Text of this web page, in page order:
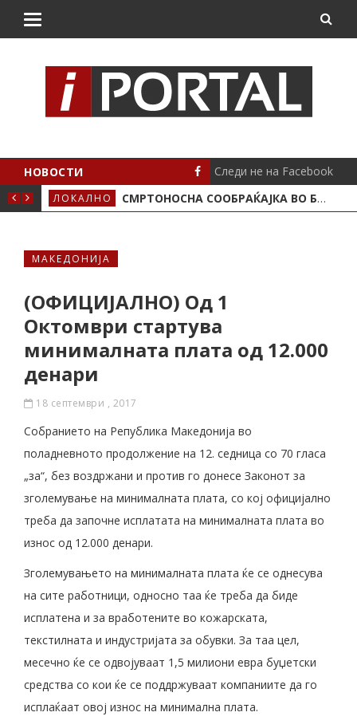
НОВОСТИ
ЛОКАЛНО СМРТОНОСНА СООБРАЌАЈКА ВО БУТЕЛ, ЖИВОТОТ ГО ЗАГУБИ 19-ГОДИШЕН МОТОЦИКЛИСТ
Следи не на Facebook
МАКЕДОНИЈА
(ОФИЦИЈАЛНО) Од 1
Октомври стартува
минималната плата од 12.000
денари
18 септември , 2017
Собранието на Република Македонија во
поладневното продолжение на 12. седница со 70 гласа
„за“, без воздржани и против го донесе Законот за
зголемување на минималната плата, со кој официјално
треба да започне исплатата на минималната плата во
износ од 12.000 денари.
Зголемувањето на минималната плата ќе се однесува
на сите работници, односно таа ќе треба да биде
исплатена и за вработените во кожарската,
текстилната и индустријата за обувки. За таа цел,
месечно ќе се одвојуваат 1,5 милиони евра буџетски
средства со кои ќе се поддржуваат компаниите да го
исплаќаат овој износ на минимална плата.